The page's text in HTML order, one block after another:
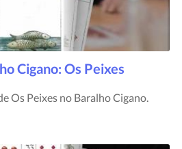
Cigano: Os Peixes
Os Peixes no Baralho Cigano.